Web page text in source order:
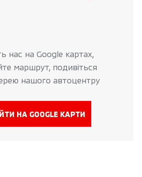
нас на Google картах,
маршрут, подивіться
нашого автоцентру
НА GOOGLE КАРТИ